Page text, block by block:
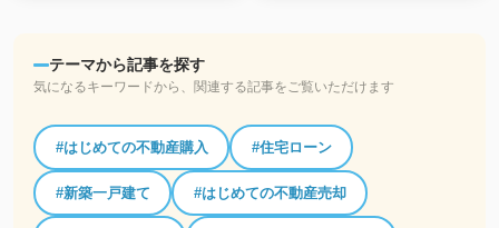
テーマから記事を探す
気になるキーワードから、関連する記事をご覧いただけます
#はじめての不動産購入 #住宅ローン
#新築一戸建て #はじめての不動産売却